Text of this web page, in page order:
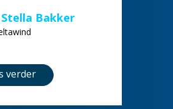
Stella Bakker
verder